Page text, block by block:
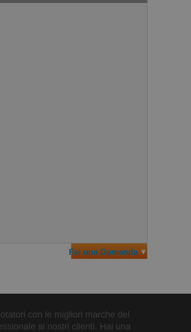
Fai una Domanda
con le migliori marche del
ai nostri clienti. Hai una